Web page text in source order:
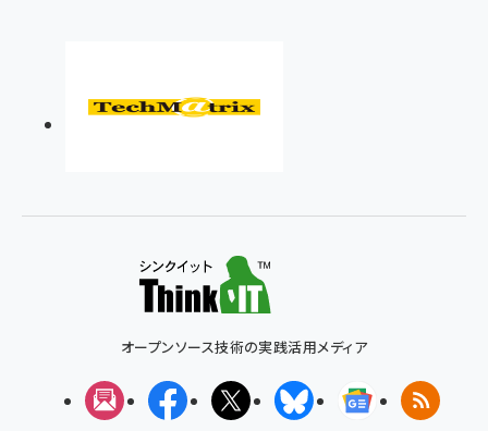
オープンソース技術の実践活用メディア
メルマガFacebookX(エックス)BlueskyGoogleニュ
RSS